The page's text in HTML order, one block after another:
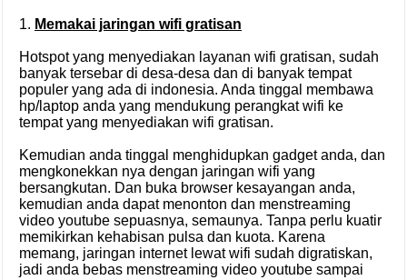
1. Memakai jaringan wifi gratisan
Hotspot yang menyediakan layanan wifi gratisan, sudah
banyak tersebar di desa-desa dan di banyak tempat
populer yang ada di indonesia. Anda tinggal membawa
hp/laptop anda yang mendukung perangkat wifi ke
tempat yang menyediakan wifi gratisan.
Kemudian anda tinggal menghidupkan gadget anda, dan
mengkonekkan nya dengan jaringan wifi yang
bersangkutan. Dan buka browser kesayangan anda,
kemudian anda dapat menonton dan menstreaming
video youtube sepuasnya, semaunya. Tanpa perlu kuatir
memikirkan kehabisan pulsa dan kuota. Karena
memang, jaringan internet lewat wifi sudah digratiskan,
jadi anda bebas menstreaming video youtube sampai